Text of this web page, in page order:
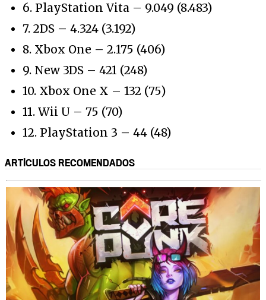
6. PlayStation Vita – 9.049 (8.483)
7. 2DS – 4.324 (3.192)
8. Xbox One – 2.175 (406)
9. New 3DS – 421 (248)
10. Xbox One X – 132 (75)
11. Wii U – 75 (70)
12. PlayStation 3 – 44 (48)
ARTÍCULOS RECOMENDADOS